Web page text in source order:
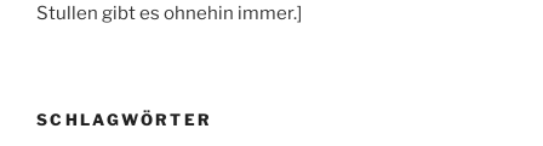
Stullen gibt es ohnehin immer.]
SCHLAGWÖRTER